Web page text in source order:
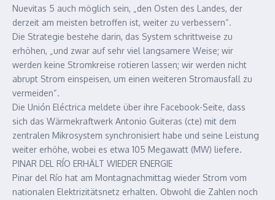
Nuevitas 5 auch möglich sein, „den Osten des Landes, der
derzeit am meisten betroffen ist, weiter zu verbessern“.
Die Strategie bestehe darin, das System schrittweise zu
erhöhen, „und zwar auf sehr viel langsamere Weise; wir
werden keine Stromkreise rotieren lassen; wir werden nicht
abrupt Strom einspeisen, um einen weiteren Stromausfall zu
vermeiden“.
Die Unión Eléctrica meldete über ihre Facebook-Seite, dass
sich das Wärmekraftwerk Antonio Guiteras (cte) mit dem
zentralen Mikrosystem synchronisiert habe und seine Leistung
weiter erhöhe, wobei es etwa 105 Megawatt (MW) liefere.
PINAR DEL RÍO ERHÄLT WIEDER ENERGIE
Pinar del Río hat am Montagnachmittag wieder Strom vom
nationalen Elektrizitätsnetz erhalten. Obwohl die Zahlen noch